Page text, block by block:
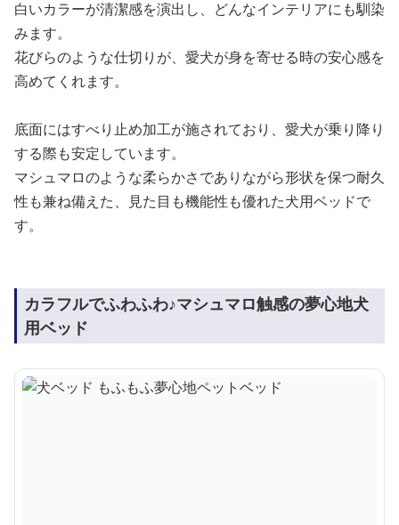
白いカラーが清潔感を演出し、どんなインテリアにも馴染
みます。
花びらのような仕切りが、愛犬が身を寄せる時の安心感を
高めてくれます。
底面にはすべり止め加工が施されており、愛犬が乗り降り
する際も安定しています。
マシュマロのような柔らかさでありながら形状を保つ耐久
性も兼ね備えた、見た目も機能性も優れた犬用ベッドで
す。
カラフルでふわふわ♪マシュマロ触感の夢心地犬
用ベッド